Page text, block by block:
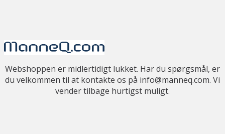
Webshoppen er midlertidigt lukket. Har du spørgsmål, er
du velkommen til at kontakte os på info@manneq.com. Vi
vender tilbage hurtigst muligt.